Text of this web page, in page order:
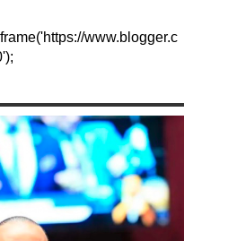
www.blogger.c